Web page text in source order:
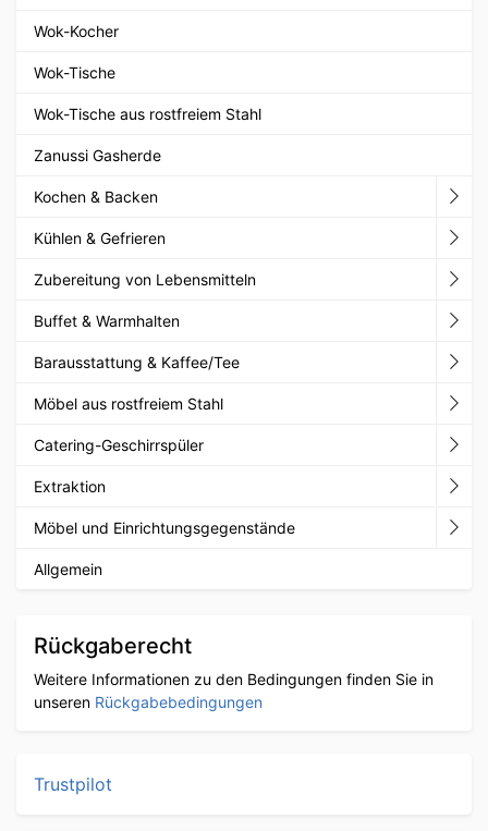
Wok-Kocher
Wok-Tische
Wok-Tische aus rostfreiem Stahl
Zanussi Gasherde
Kochen & Backen
Kühlen & Gefrieren
Zubereitung von Lebensmitteln
Buffet & Warmhalten
Barausstattung & Kaffee/Tee
Möbel aus rostfreiem Stahl
Catering-Geschirrspüler
Extraktion
Möbel und Einrichtungsgegenstände
Allgemein
Rückgaberecht
Weitere Informationen zu den Bedingungen finden Sie in
unseren Rückgabebedingungen
Trustpilot